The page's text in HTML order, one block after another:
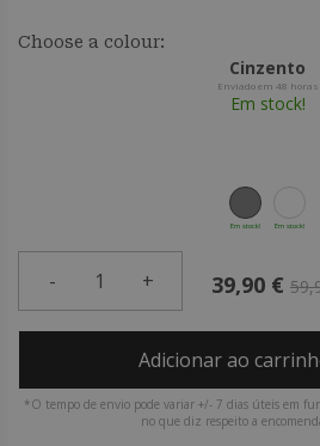
Choose a colour:
Cinzento
Enviado em 48 horas
Em stock!
Em stock! Em stock!
- 1 + 39,90 €
Adicionar ao
*O tempo de envio pode variar +/- 7 dias úteis em
no que diz respeito a